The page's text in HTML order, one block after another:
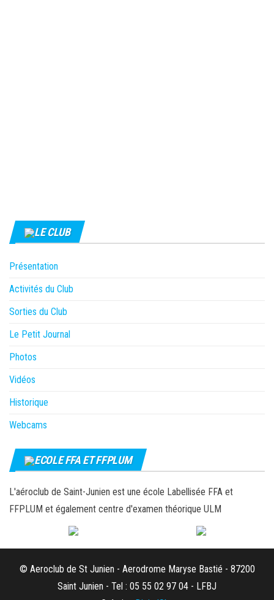
LE CLUB
Présentation
Activités du Club
Sorties du Club
Le Petit Journal
Photos
Vidéos
Historique
Webcams
ECOLE FFA ET FFPLUM
L'aéroclub de Saint-Junien est une école Labellisée FFA et
FFPLUM et également centre d'examen théorique ULM
© Aeroclub de St Junien - Aerodrome Maryse Bastié - 87200
Saint Junien - Tel : 05 55 02 97 04 - LFBJ